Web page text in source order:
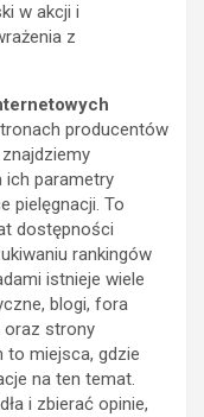
w akcji i
z
producentów
ich parametry
pielęgnacji. To
dostępności
rankingów
istnieje wiele
blogi, fora
oraz strony
to miejsca, gdzie
na ten temat.
i zbierać opinie,